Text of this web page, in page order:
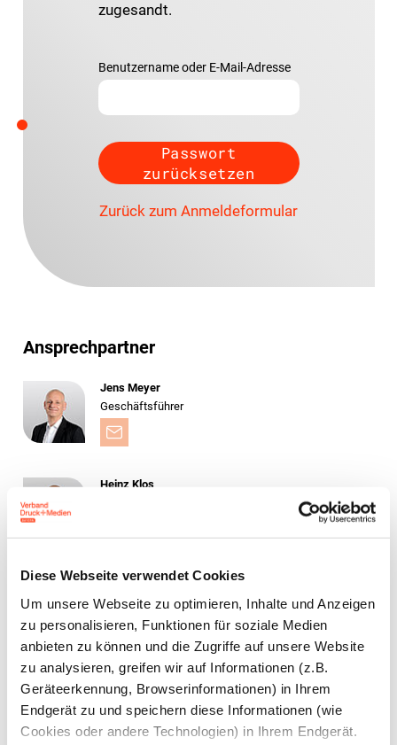
Diese Webseite verwendet Cookies
Um unsere Webseite zu optimieren, Inhalte und Anzeigen
zu personalisieren, Funktionen für soziale Medien
anbieten zu können und die Zugriffe auf unsere Website
zu analysieren, greifen wir auf Informationen (z.B.
Geräteerkennung, Browserinformationen) in Ihrem
Endgerät zu und speichern diese Informationen (wie
Cookies oder andere Technologien) in Ihrem Endgerät.
zugesandt.
Benutzername oder E-Mail-Adresse
Zurück zum Anmeldeformular
Ansprechpartner
Jens Meyer
Geschäftsführer
Heinz Klos
Berater Management & Controlling /
Nachhaltigkeit & Umwelt
Dirk Müller
Berater Produktion & Prozesse